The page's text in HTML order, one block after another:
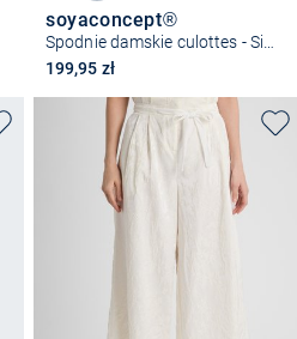
soyaconcept®
199,95 zł